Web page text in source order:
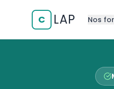
C LAP Nos